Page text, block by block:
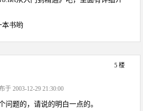
本书哟
5 楼
于 2003-12-29 21:30:00
问题的，请说的明白一点的。